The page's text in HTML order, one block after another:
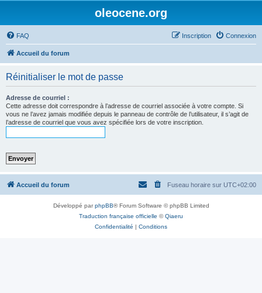
oleocene.org
FAQ Connexion
Inscription
Accueil du forum
Réinitialiser le mot de passe
Adresse de courriel :
Cette adresse doit correspondre à l’adresse de courriel associée à votre compte. Si
vous ne l’avez jamais modifiée depuis le panneau de contrôle de l’utilisateur, il s’agit de
l’adresse de courriel que vous avez spécifiée lors de votre inscription.
Accueil du forum Fuseau horaire sur UTC+02:00
Développé parphpBB® Forum Software © phpBB Limited
Traduction française officielle ©Qiaeru
Confidentialité | Conditions